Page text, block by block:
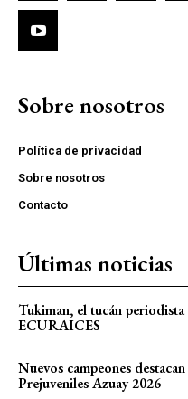
Sobre nosotros
Política de privacidad
Sobre nosotros
Contacto
Últimas noticias
Tukiman, el tucán
ECURAICES
Nuevos campeones
Prejuveniles Azuay 2026